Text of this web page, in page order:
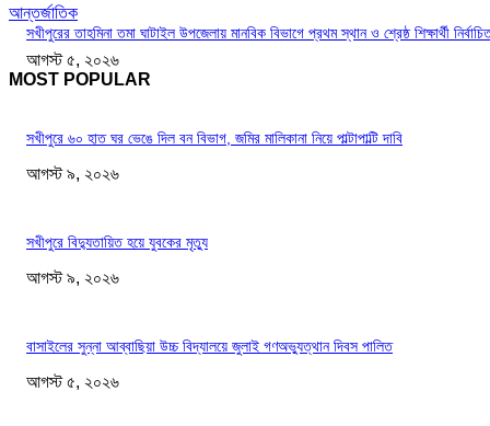
আন্তর্জাতিক
সখীপুরের তাহমিনা তমা ঘাটাইল উপজেলায় মানবিক বিভাগে প্রথম স্থান ও শ্রেষ্ঠ শিক্ষার্থী
আগস্ট ৫, ২০২৬
MOST POPULAR
সখীপুরে ৬০ হাত ঘর ভেঙে দিল বন বিভাগ, জমির মালিকানা নিয়ে পাল্টাপাল্টি দাবি
আগস্ট ৯, ২০২৬
সখীপুরে বিদ্যুতায়িত হয়ে যুবকের মৃত্যু
আগস্ট ৯, ২০২৬
বাসাইলের সুন্না আব্বাছিয়া উচ্চ বিদ্যালয়ে জুলাই গণঅভ্যুত্থান দিবস পালিত
আগস্ট ৫, ২০২৬